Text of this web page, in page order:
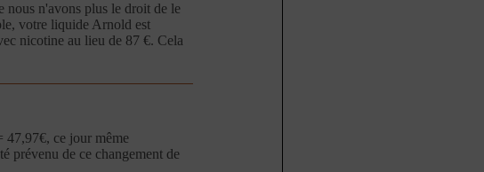
nous n'avons plus le droit de le
votre liquide Arnold est
nicotine au lieu de 87 €. Cela
47,97€, ce jour même
prévenu de ce changement de